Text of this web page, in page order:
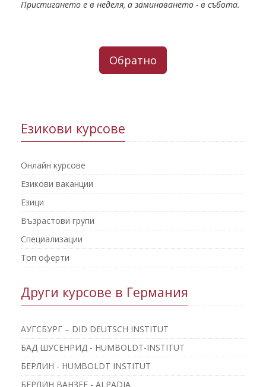
Пристигането е в неделя, а заминаването - в събота.
Обратно
Езикови курсове
Онлайн курсове
Езикови ваканции
Езици
Възрастови групи
Специализации
Топ оферти
Други курсове в Германия
АУГСБУРГ – DID DEUTSCH INSTITUT
БАД ШУСЕНРИД - HUMBOLDT-INSTITUT
БЕРЛИН - HUMBOLDT INSTITUT
БЕРЛИН ВАНЗЕЕ - ALPADIA